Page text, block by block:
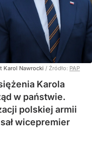
Karol Nawrocki / Źródło: PAP
Karola
w państwie.
polskiej armii
wicepremier